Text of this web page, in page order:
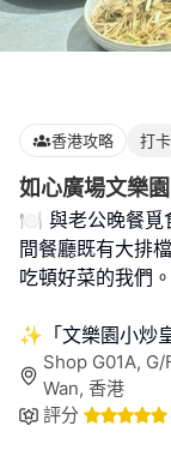
香港攻略 打卡
如心廣場文樂
🍽️ 與老公晚餐覓
間餐廳既有大排
吃頓好菜的我們。
✨「文樂園小炒
Shop G01A,
Wan, 香港
評分